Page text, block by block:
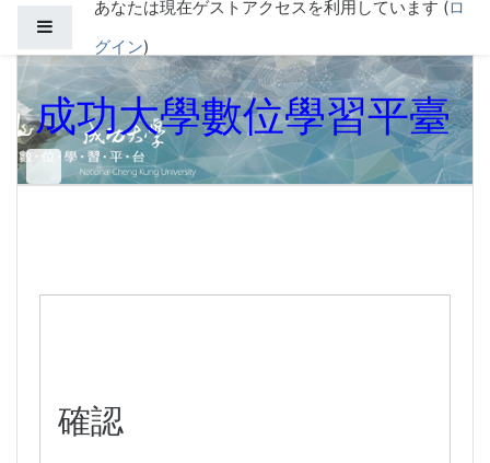
メインコンテンツへスキップする
あなたは現在ゲストアクセスを利用しています (ロ
グイン)
成功大學數位學習平臺
確認